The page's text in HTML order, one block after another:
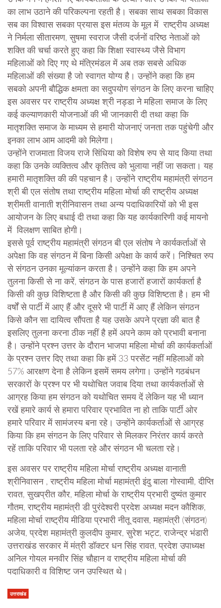
का लाभ उठाने की परिकल्पना रहती है। सबका साथ सबका विकास
सब का विश्वास सबका प्रयास इस मंतव्य के मूल में राष्ट्रीय अध्यक्ष
ने निर्मला सीतारमण, सुषमा स्वराज जैसी दर्जनों वरिष्ठ नेताओं को
शक्ति की चर्चा करते हुए कहा कि शिक्षा स्वास्थ्य जैसे विभाग
महिलाओं को दिए गए थे मंत्रिमंडल में अब तक सबसे अधिक
महिलाओं की संख्या है जो स्वागत योग्य है। उन्होंने कहा कि हम
सबको अपनी बौद्धिक क्षमता का सदुपयोग संगठन के लिए करना चाहिए
इस अवसर पर राष्ट्रीय अध्यक्ष श्री नड्डा ने महिला समाज के लिए
कई कल्याणकारी योजनाओं की भी जानकारी दी तथा कहा कि
मातृशक्ति समाज के माध्यम से हमारी योजनाएं जनता तक पहुंचेगी और
इनका लाभ आम आदमी को मिलेगा।
उन्होंने राजमाता विजय राजे सिंधिया को विशेष रुप से याद किया तथा
कहा कि उनके व्यक्तित्व और कृतित्व को भुलाया नहीं जा सकता। यह
हमारी मातृशक्ति की की पहचान है। उन्होंने राष्ट्रीय महामंत्री संगठन
श्री बी एल संतोष तथा राष्ट्रीय महिला मोर्चा की राष्ट्रीय अध्यक्ष
श्रीमती वानाती श्रीनिवासन तथा अन्य पदाधिकारियों को भी इस
आयोजन के लिए बधाई दी तथा कहा कि यह कार्यकारिणी कई मायनो
में विलक्षण साबित होगी।
इससे पूर्व राष्ट्रीय महामंत्री संगठन बी एल संतोष ने कार्यकर्ताओं से
अपेक्षा कि वह संगठन में बिना किसी अपेक्षा के कार्य करें। निश्चित रुप
से संगठन उनका मूल्यांकन करता है। उन्होंने कहा कि हम अपने
तुलना किसी से ना करें, संगठन के पास हजारों हजारों कार्यकर्ता है
किसी की कुछ विशिष्टता है और किसी की कुछ विशिष्टता है। हम भी
वर्षों से पार्टी में आए हैं और दूसरे भी पार्टी में आए हैं लेकिन संगठन
किसे कौन सा दायित्व सौंपता है यह उसके अपने प्रज्ञा की बात है
इसलिए तुलना करना ठीक नहीं है हमें अपने काम को प्रभावी बनाना
है। उन्होंने प्रश्न उत्तर के दौरान भाजपा महिला मोर्चा की कार्यकर्ताओं
के प्रश्न उत्तर दिए तथा कहा कि हमें 33 परसेंट नहीं महिलाओं को
57% आरक्षण देना है लेकिन इसमें समय लगेगा। उन्होंने गठबंधन
सरकारों के प्रश्न पर भी यथोचित जवाब दिया तथा कार्यकर्ताओं से
आग्रह किया हम संगठन को यथोचित समय दें लेकिन यह भी ध्यान
रखें हमारे कार्य से हमारा परिवार प्रभावित ना हो ताकि पार्टी ओर
हमारे परिवार में सामंजस्य बना रहे। उन्होंने कार्यकर्ताओं से आग्रह
किया कि हम संगठन के लिए परिवार से मिलकर निरंतर कार्य करते
रहें ताकि परिवार भी पलता रहे और संगठन भी चलता रहे।
इस अवसर पर राष्ट्रीय महिला मोर्चा राष्ट्रीय अध्यक्ष वानाती
श्रीनिवासन , राष्ट्रीय महिला मोर्चा महामंत्री इंदु बाला गोस्वामी, दीप्ति
रावत, सुखप्रीत कौर, महिला मोर्चा के राष्ट्रीय प्रभारी दुष्यंत कुमार
गौतम, राष्ट्रीय महामंत्री डी पुरंदेश्वरी प्रदेश अध्यक्ष मदन कौशिक,
महिला मोर्चा राष्ट्रीय मीडिया प्रभारी नीतू दवास, महामंत्री (संगठन)
अजेय, प्रदेश महामंत्री कुलदीप कुमार, सुरेश भट्ट, राजेन्द्र भंडारी
उत्तराखंड सरकार में मंत्री डॉक्टर धन सिंह रावत, प्रदेश उपाध्यक्ष
अनिल गोयल मनवीर सिंह चौहान व राष्ट्रीय महिला मोर्चा की
पदाधिकारी व विशिष्ट जन उपस्थित थे।
उत्तराखंड